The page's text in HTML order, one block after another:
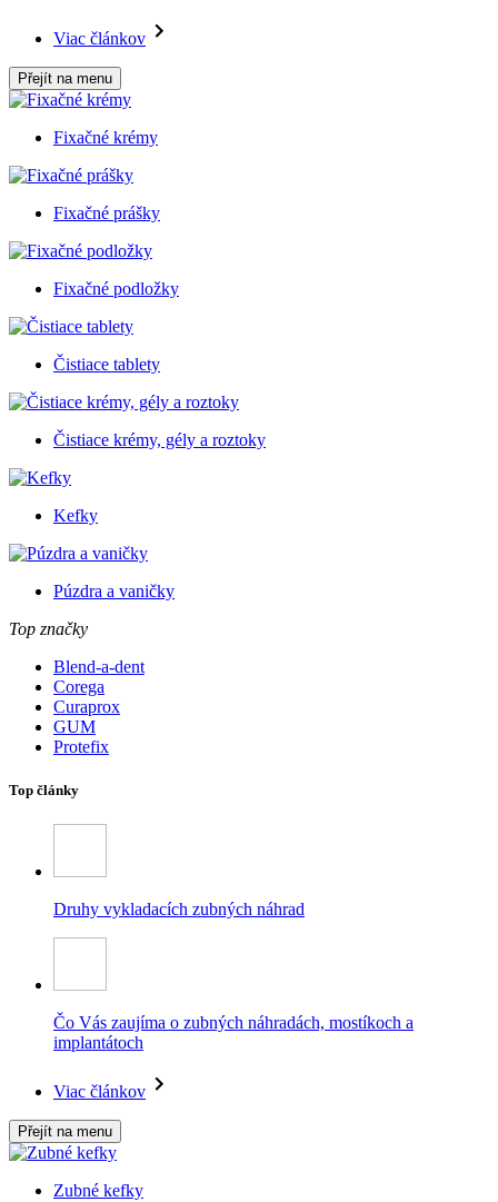
Viac článkov
Přejít na menu
Fixačné krémy
Fixačné prášky
Fixačné podložky
Čistiace tablety
Čistiace krémy, gély a roztoky
Kefky
Púzdra a vaničky
Top značky
Blend-a-dent
Corega
Curaprox
GUM
Protefix
Top články
Druhy vykladacích zubných náhrad
Čo Vás zaujíma o zubných náhradách, mostíkoch a
implantátoch
Viac článkov
Přejít na menu
Zubné kefky